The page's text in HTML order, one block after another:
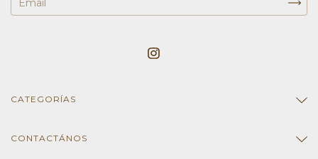
CATEGORÍAS
CONTACTÁNOS